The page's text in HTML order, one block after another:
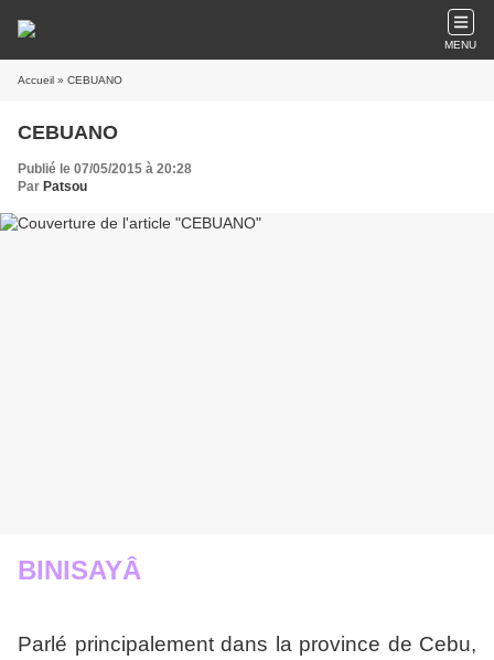
MENU
Accueil » CEBUANO
CEBUANO
Publié le 07/05/2015 à 20:28
Par Patsou
BINISAYÂ
Parlé principalement dans la province de Cebu,